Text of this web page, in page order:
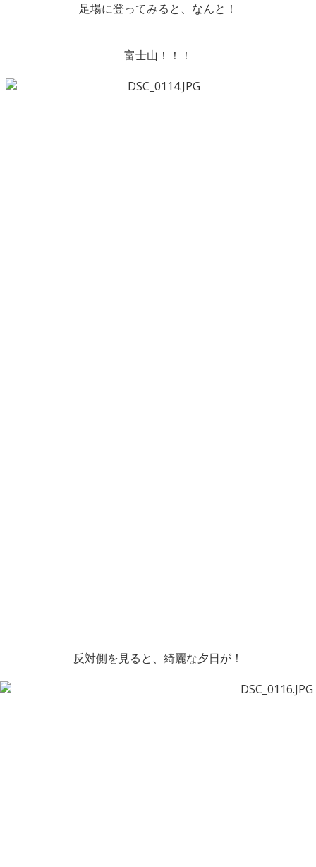
足場に登ってみると、なんと！
富士山！！！
反対側を見ると、綺麗な夕日が！